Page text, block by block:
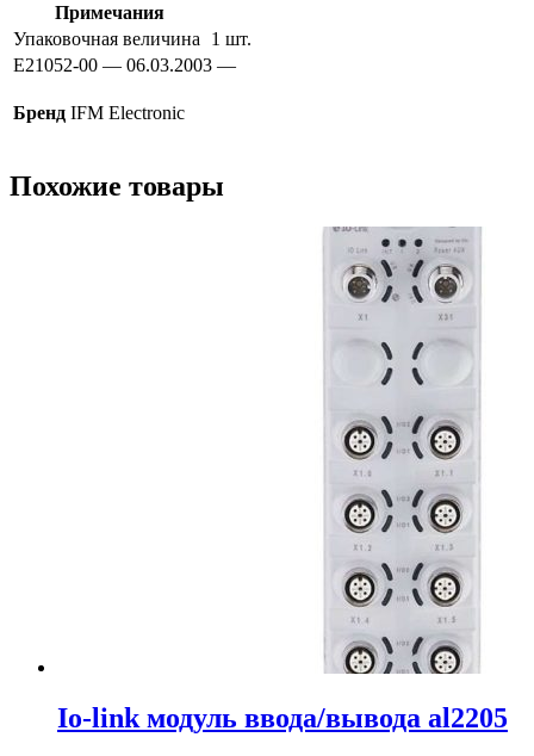
Примечания
Упаковочная величина
1 шт.
E21052-00 — 06.03.2003 —
Бренд IFM Electronic
Похожие товары
Io-link модуль ввода/вывода al2205